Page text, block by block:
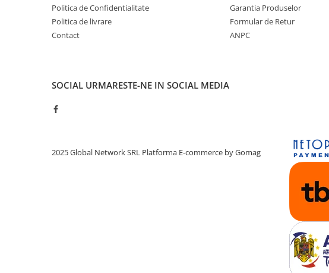
Politica de Confidentialitate
Politica de livrare
Contact
Garantia Produselor
Formular de Retur
ANPC
SOCIAL URMARESTE-NE IN SOCIAL MEDIA
2025 Global Network SRL Platforma E-commerce by Gomag